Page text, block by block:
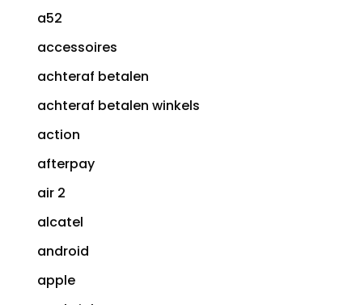
a52
accessoires
achteraf betalen
achteraf betalen winkels
action
afterpay
air 2
alcatel
android
apple